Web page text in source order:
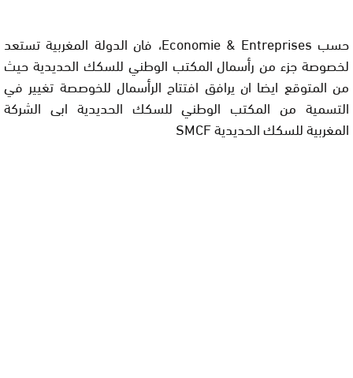
حسب Economie & Entreprises، فان الدولة المغربية تستعد
لخصوصة جزء من رأسمال المكتب الوطني للسكك الحديدية حيث
من المتوقع ايضا ان يرافق افتتاح الرأسمال للخوصصة تغيير في
التسمية من المكتب الوطني للسكك الحديدية ابى الشركة
المغربية للسكك الحديدية SMCF